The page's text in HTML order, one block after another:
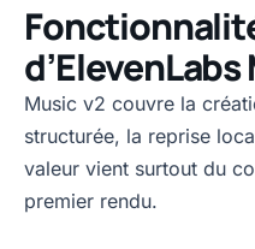
Music v2 couvre la
structurée, la reprise
valeur vient surtout du
premier rendu.